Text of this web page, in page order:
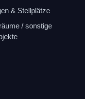
& Stellplätze
/ sonstige